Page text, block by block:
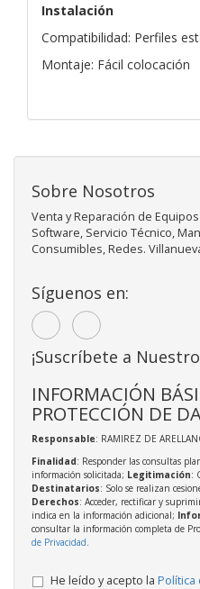
Instalación
Compatibilidad: Perfiles
Montaje: Fácil colocación
Sobre Nosotros
Venta y Reparación de
Software, Servicio Técnico,
Consumibles, Redes.
Síguenos en:
¡Suscríbete a
INFORMACIÓN
PROTECCIÓN DE
Responsable: RAMIREZ DE
Finalidad: Responder las consultas
información solicitada; Legitimación:
Destinatarios: Solo se realizan
Derechos: Acceder, rectificar y
indica en la información adicional;
consultar la información completa de
de Privacidad
He leído y acepto la Política